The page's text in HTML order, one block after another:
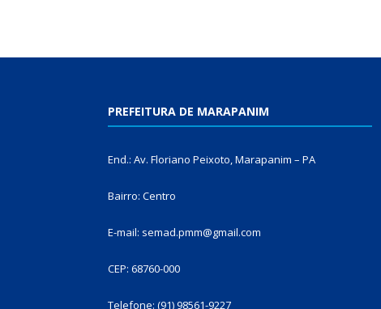
PREFEITURA DE MARAPANIM
End.: Av. Floriano Peixoto, Marapanim – PA
Bairro: Centro
E-mail: semad.pmm@gmail.com
CEP: 68760-000
Telefone: (91) 98561-9227